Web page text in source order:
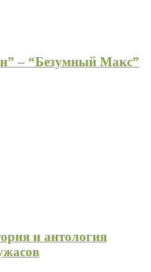
– “Безумный Макс”
и антология